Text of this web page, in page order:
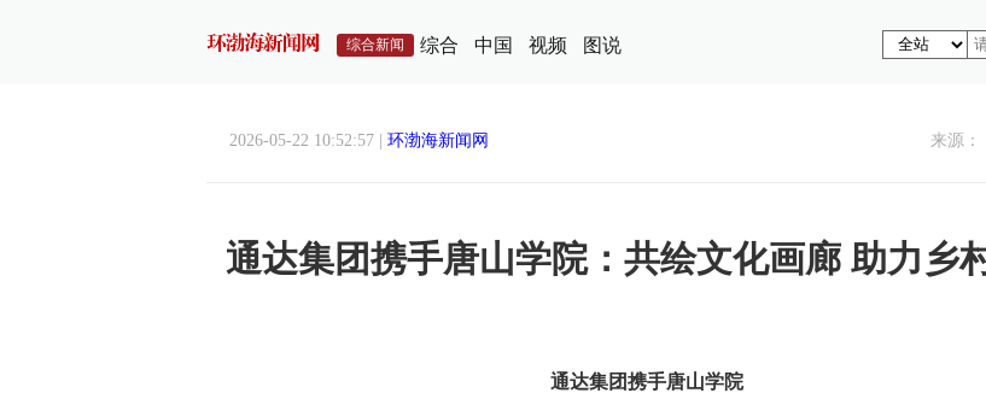
综合新闻 综合 中国 视频 图说
2026-05-22 10:52:57 | 环渤海新闻网 来源：
通达集团携手唐山学院：共绘文化画廊 助力乡
通达集团携手唐山学院